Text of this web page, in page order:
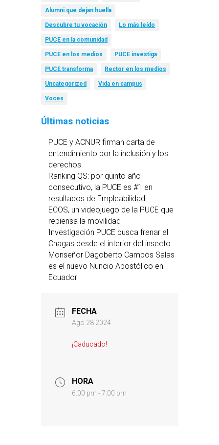
Alumni que dejan huella
Descubre tu vocación Lo más leído
PUCE en la comunidad
PUCE en los medios PUCE investiga
PUCE transforma Rector en los medios
Uncategorized Vida en campus
Voces
Últimas noticias
PUCE y ACNUR firman carta de
entendimiento por la inclusión y los
derechos
Ranking QS: por quinto año
consecutivo, la PUCE es #1 en
resultados de Empleabilidad
ECOS, un videojuego de la PUCE que
repiensa la movilidad
Investigación PUCE busca frenar el
Chagas desde el interior del insecto
Monseñor Dagoberto Campos Salas
es el nuevo Nuncio Apostólico en
Ecuador
FECHA
Ago 28 2024
¡Caducado!
HORA
6:00 pm - 7:00 pm